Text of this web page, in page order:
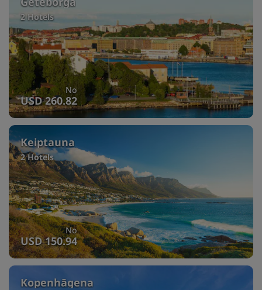
2 Hotels
No
USD 260.82
Keiptauna
2 Hotels
No
USD 150.94
Kopenhāgena